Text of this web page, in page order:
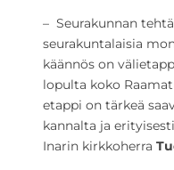
– Seurakunnan
seurakuntalaisia
käännös on
lopulta koko
etappi on tärkeä
kannalta ja
Inarin kirkkoherra